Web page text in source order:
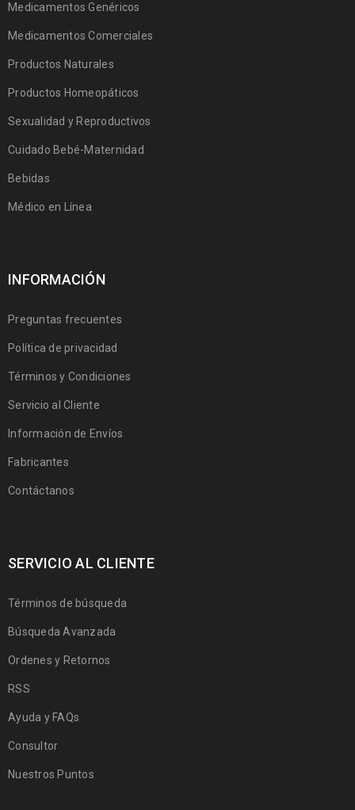
Medicamentos Genéricos
Medicamentos Comerciales
Productos Naturales
Productos Homeopáticos
Sexualidad y Reproductivos
Cuidado Bebé-Maternidad
Bebidas
Médico en Línea
INFORMACIÓN
Preguntas frecuentes
Política de privacidad
Términos y Condiciones
Servicio al Cliente
Información de Envíos
Fabricantes
Contáctanos
SERVICIO AL CLIENTE
Términos de búsqueda
Búsqueda Avanzada
Ordenes y Retornos
RSS
Ayuda y FAQs
Consultor
Nuestros Puntos